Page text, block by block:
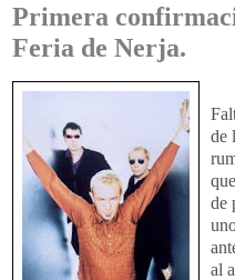
Primera
Feria de Nerja.
de
de
al